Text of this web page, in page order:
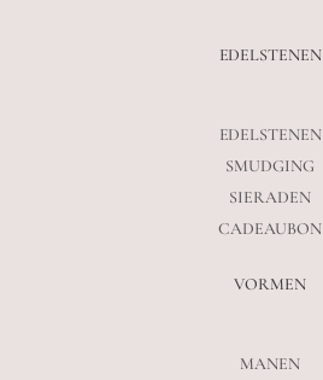
EDELSTENEN
EDELSTENEN
SMUDGING
SIERADEN
CADEAUBON
VORMEN
MANEN